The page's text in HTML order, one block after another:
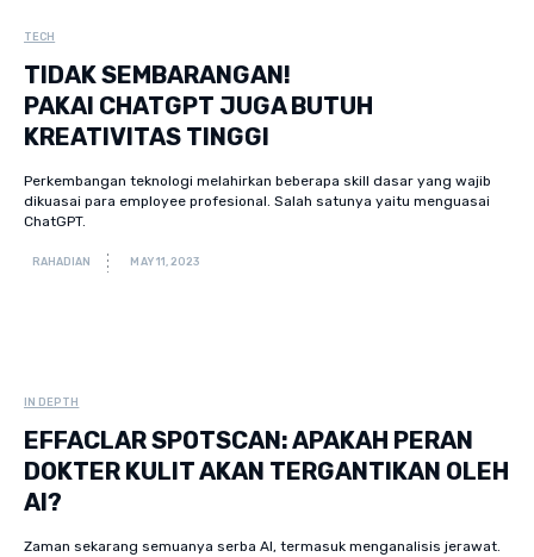
TECH
TIDAK SEMBARANGAN!
PAKAI CHATGPT JUGA BUTUH
KREATIVITAS TINGGI
Perkembangan teknologi melahirkan beberapa skill dasar yang wajib
dikuasai para employee profesional. Salah satunya yaitu menguasai
ChatGPT.
RAHADIAN MAY 11, 2023
IN DEPTH
EFFACLAR SPOTSCAN: APAKAH PERAN
DOKTER KULIT AKAN TERGANTIKAN OLEH
AI?
Zaman sekarang semuanya serba AI, termasuk menganalisis jerawat.